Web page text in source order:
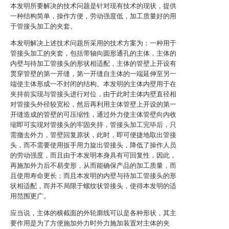
本发明所要解决的技术问题是针对现有技术的现状，提供
一种结构简单，操作方便，劳动强度低，加工质量好的用
于管接头加工的夹套。
本发明解决上述技术问题所采用的技术方案为：一种用于
管接头加工的夹套，包括带轴向圆形通孔的主体，主体的
内壁与待加工管接头的形状相适配，主体的管壁上开设有
贯穿管壁的第一开缝，第一开缝自主体的一端延伸至另一
端使主体形成一不封闭的结构。本发明的主体内壁用于在
夹持前实现与管接头进行对位，由于此时主体内壁直径相
对管接头外径较宽松，然后再利用主体管壁上开设的第一
开缝造成的管壁的可压缩性，通过外力使主体管壁向内收
缩即可实现对管接头的牢固夹持，管接头加工完毕后，只
需撤去外力，管壁回复原状，此时，即可便捷地取出管接
头，而不需要使用扳手用力旋出管接头，降低了操作人员
的劳动强度，而且由于本发明本身具有可回复性，因此，
再施加外力后不易变形，从而能确保产品的加工质量，而
且使用寿命更长；而且本发明的内壁与待加工管接头的形
状相适配，而并不局限于螺纹状管接头，使得本发明的适
用范围更广。
应当说，主体的横截面的外轮廓线可以是各种形状，其主
要作用是为了方便施加外力时外力施加装置对主体的夹